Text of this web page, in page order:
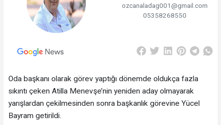
ozcanaladag001@gmail.com
05358268550
Oda başkanı olarak görev yaptığı dönemde oldukça fazla
sıkıntı çeken Atilla Menevşe’nin yeniden aday olmayarak
yarışlardan çekilmesinden sonra başkanlık görevine Yücel
Bayram getirildi.